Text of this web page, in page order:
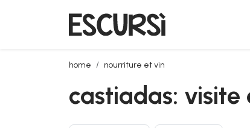
home nourriture et vin
castiadas: visite du myrtet avec dégustation
castiadas: